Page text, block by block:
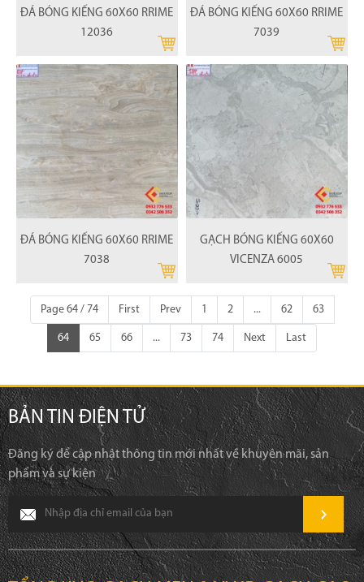
ĐÁ BÓNG KIẾNG 60X60 RRIME
12036
ĐÁ BÓNG KIẾNG 60X60 RRIME
7039
ĐÁ BÓNG KIẾNG 60X60 RRIME
7038
GẠCH BÓNG KIẾNG 60X60
VICENZA 6005
Page 64 / 74 First Prev 1 2 ... 62 63
64 65 66 ... 73 74 Next Last
BẢN TIN ĐIỆN TỬ
Đăng ký để cập nhật thông tin mới nhất về khuyên mãi, sản
phẩm và sự kiện